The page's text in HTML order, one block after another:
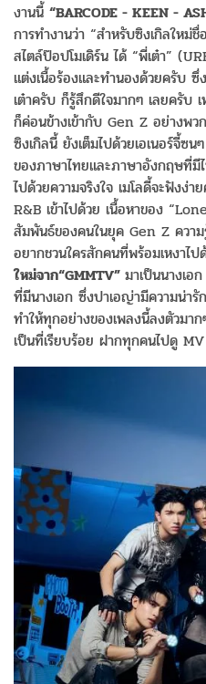
งานนี้ “BARCODE - KEEN -
การทำงานว่า “สำหรับซิงเกิลใหม่ชื่
สไตล์ป๊อปโมเดิร์น ได้ “พี่เต๋า”
แต่งเนื้อร้องและทำนองด้วยครับ
เต๋าครับ ก็รู้สึกดีใจมากๆ เลยครับ
ก็ค่อนข้างเข้ากับ Gen Z อย่างพ
ซิงเกิลนี้ ยังเต็มไปด้วยเอเนอร์จี้ซ
ของภาษาไทยและภาษาอังกฤษที่
ไปด้วยความจริงใจ เมโลดี้จะฟังง่
R&B เข้าไปด้วย เนื้อหาของ
สัมพันธ์ของคนในยุค Gen Z ควา
อยากชวนใครสักคนที่พร้อมเหงาไ
ใหม่จาก“GMMTV” มาเป็นนางเอ
ที่มีนางเอก ซึ่งปาเอญ่ามีความน่ารั
ทำให้ทุกอย่างของเพลงนี้ลงตัวม
เป็นที่เรียบร้อย ฝากทุกคนไปดู